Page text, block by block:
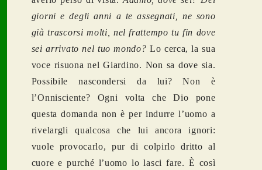
giorni e degli anni a te assegnati, ne sono
già trascorsi molti, nel frattempo tu fin dove
sei arrivato nel tuo mondo? Lo cerca, la sua
voce risuona nel Giardino. Non sa dove sia.
Possibile nascondersi da lui? Non è
l’Onnisciente? Ogni volta che Dio pone
questa domanda non è per indurre l’uomo a
rivelargli qualcosa che lui ancora ignori:
vuole provocarlo, pur di colpirlo dritto al
cuore e purché l’uomo lo lasci fare. È così